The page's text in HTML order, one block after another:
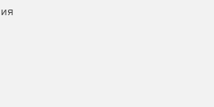
устройством владельца что-то